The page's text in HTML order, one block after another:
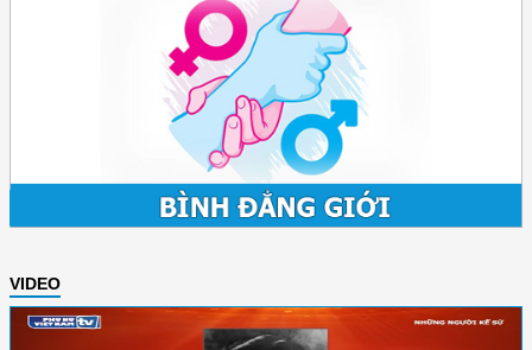
VIDEO